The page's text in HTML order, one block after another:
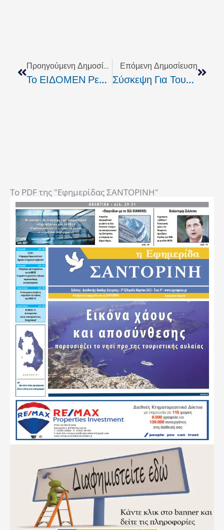
Προηγούμενη Δημοσίευση
Το ΕΙΔΟΜΕΝ Ρεθύμνου Κάνει Γνωστή Την Περιπέτεια Της "Φλωρεντινή Τραγωδία" Του Όσκαρ Ουάιλντ
Επόμενη Δημοσίευση
Σύσκεψη Για Τους Aγώνες Special Olympics
To PDF της "Εφημερίδας ΣΑΝΤΟΡΙΝΗ"